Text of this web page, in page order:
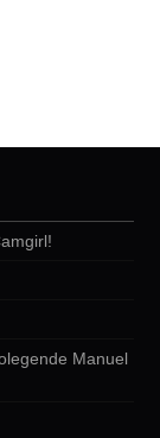
Manuel